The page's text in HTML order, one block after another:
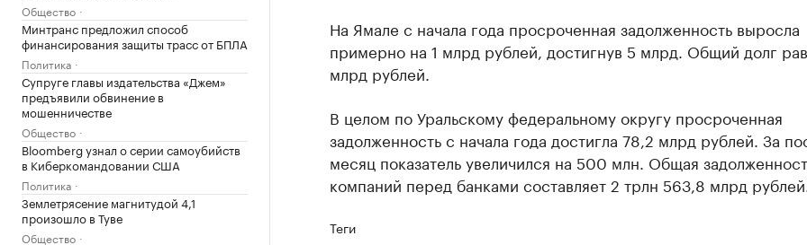
Общество
Минтранс предложил способ
финансирования защиты трасс от БПЛА
Политика
Супруге главы издательства «Джем»
предъявили обвинение в
мошенничестве
Общество
Bloomberg узнал о серии самоубийств
в Киберкомандовании США
Политика
Землетрясение магнитудой 4,1
произошло в Туве
Общество
На Ямале с начала года просроченная задолженность выросла
примерно на 1 млрд рублей, достигнув 5 млрд. Общий долг
млрд рублей.
В целом по Уральскому федеральному округу просроченная
задолженность с начала года достигла 78,2 млрд рублей. За
месяц показатель увеличился на 500 млн. Общая
компаний перед банками составляет 2 трлн 563,8 млрд рублей.
Теги